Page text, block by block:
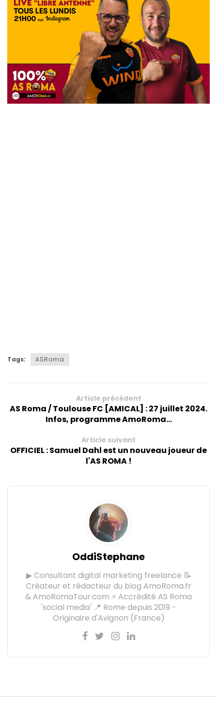
Tags: ASRoma
Article précédent
AS Roma / Toulouse FC [AMICAL] : 27 juillet 2024.
Infos, programme AmoRoma...
Article suivant
OFFICIEL : Samuel Dahl est un nouveau joueur de
l'AS ROMA !
OddiStephane
▶ Consultant digital marketing freelance 📝
Créateur et rédacteur du blog AmoRoma.fr
& AmoRomaTour.com ⚡ Accrédité AS Roma
'social media' 📍 Rome depuis 2019 -
Originaire d'Avignon (France)